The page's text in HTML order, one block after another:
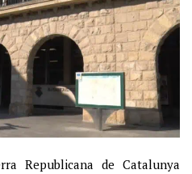
Republicana de Catalunya